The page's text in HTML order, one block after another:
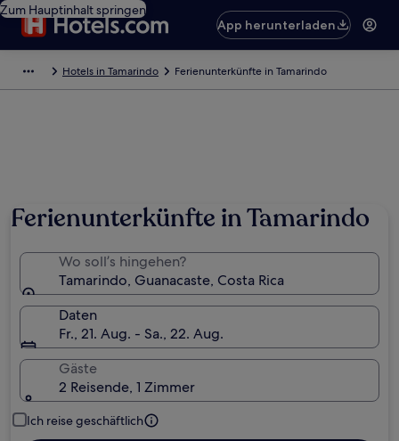
Zum Hauptinhalt springen
App herunterladen
Hotels in Tamarindo Ferienunterkünfte in Tamarindo
Ferienunterkünfte in Tamarindo
Wo soll’s hingehen?
Tamarindo, Guanacaste, Costa Rica
Daten
Fr., 21. Aug. - Sa., 22. Aug.
Gäste
2 Reisende, 1 Zimmer
Ich reise geschäftlich